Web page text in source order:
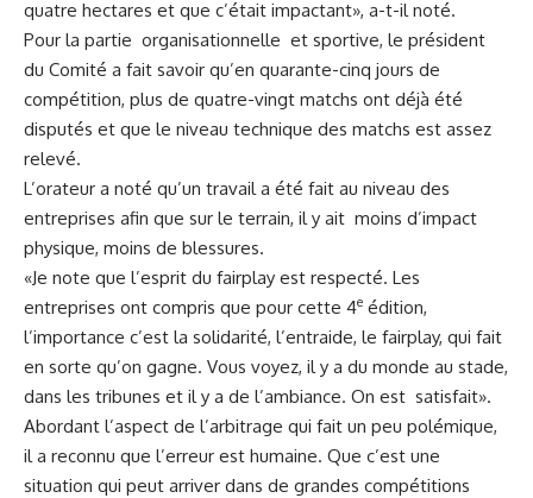
quatre hectares et que c’était impactant», a-t-il noté.
Pour la partie organisationnelle et sportive, le président
du Comité a fait savoir qu’en quarante-cinq jours de
compétition, plus de quatre-vingt matchs ont déjà été
disputés et que le niveau technique des matchs est assez
relevé.
L’orateur a noté qu’un travail a été fait au niveau des
entreprises afin que sur le terrain, il y ait moins d’impact
physique, moins de blessures.
«Je note que l’esprit du fairplay est respecté. Les
entreprises ont compris que pour cette 4e édition,
l’importance c’est la solidarité, l’entraide, le fairplay, qui fait
en sorte qu’on gagne. Vous voyez, il y a du monde au stade,
dans les tribunes et il y a de l’ambiance. On est satisfait».
Abordant l’aspect de l’arbitrage qui fait un peu polémique,
il a reconnu que l’erreur est humaine. Que c’est une
situation qui peut arriver dans de grandes compétitions